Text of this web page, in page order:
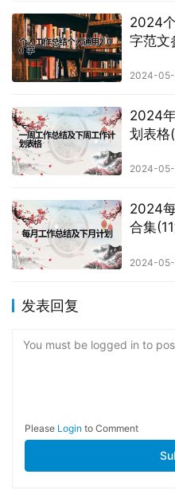
2024
字范文
2024-05-
2024
划表格
2024-05-
2024
合集(11
2024-05-
发表回复
You must be logged in to
Please Login to Comment